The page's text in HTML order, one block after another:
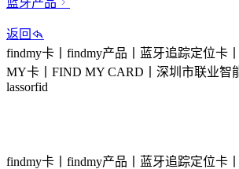
返回
findmy卡丨findmy产品丨蓝牙追踪定位卡
MY卡丨FIND MY CARD丨深圳市联业智
lassorfid
findmy卡丨findmy产品丨蓝牙追踪定位卡